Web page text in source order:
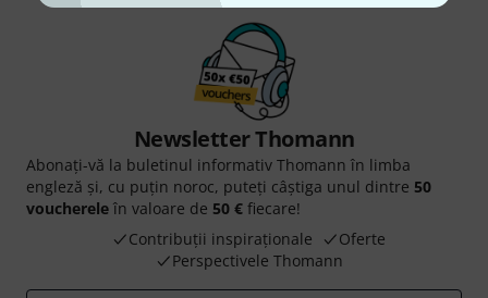
Newsletter Thomann
Abonați-vă la buletinul informativ Thomann în limba
engleză și, cu puțin noroc, puteți câștiga unul dintre 50
voucherele în valoare de 50 € fiecare!
Contribuții inspiraționale
Oferte
Perspectivele Thomann